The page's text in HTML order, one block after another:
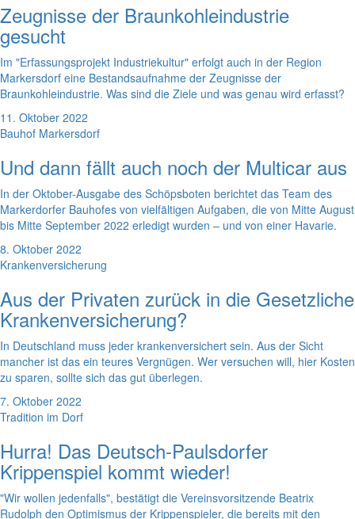
Zeugnisse der Braunkohleindustrie
gesucht
Im "Erfassungsprojekt Industriekultur" erfolgt auch in der Region
Markersdorf eine Bestandsaufnahme der Zeugnisse der
Braunkohleindustrie. Was sind die Ziele und was genau wird erfasst?
11. Oktober 2022
Bauhof Markersdorf
Und dann fällt auch noch der Multicar aus
In der Oktober-Ausgabe des Schöpsboten berichtet das Team des
Markerdorfer Bauhofes von vielfältigen Aufgaben, die von Mitte August
bis Mitte September 2022 erledigt wurden – und von einer Havarie.
8. Oktober 2022
Krankenversicherung
Aus der Privaten zurück in die Gesetzliche
Krankenversicherung?
In Deutschland muss jeder krankenversichert sein. Aus der Sicht
mancher ist das ein teures Vergnügen. Wer versuchen will, hier Kosten
zu sparen, sollte sich das gut überlegen.
7. Oktober 2022
Tradition im Dorf
Hurra! Das Deutsch-Paulsdorfer
Krippenspiel kommt wieder!
"Wir wollen jedenfalls", bestätigt die Vereinsvorsitzende Beatrix
Rudolph den Optimismus der Krippenspieler, die bereits mit den